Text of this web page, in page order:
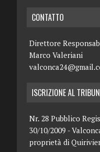
CONTATTO
Direttore
Marco Valeriani
ISCRIZIONE AL
Nr. 28 Pubblico
30/10/2009 -
proprietà di